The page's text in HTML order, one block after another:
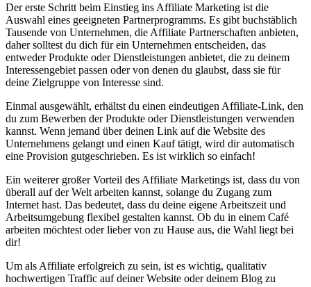
Der erste Schritt beim Einstieg ins Affiliate Marketing ist die
Auswahl eines geeigneten Partnerprogramms. Es gibt buchstäblich
Tausende von Unternehmen, die Affiliate Partnerschaften anbieten,
daher solltest du dich für ein Unternehmen entscheiden, das
entweder Produkte oder Dienstleistungen anbietet, die zu deinem
Interessengebiet passen oder von denen du glaubst, dass sie für
deine Zielgruppe von Interesse sind.
Einmal ausgewählt, erhältst du einen eindeutigen Affiliate-Link, den
du zum Bewerben der Produkte oder Dienstleistungen verwenden
kannst. Wenn jemand über deinen Link auf die Website des
Unternehmens gelangt und einen Kauf tätigt, wird dir automatisch
eine Provision gutgeschrieben. Es ist wirklich so einfach!
Ein weiterer großer Vorteil des Affiliate Marketings ist, dass du von
überall auf der Welt arbeiten kannst, solange du Zugang zum
Internet hast. Das bedeutet, dass du deine eigene Arbeitszeit und
Arbeitsumgebung flexibel gestalten kannst. Ob du in einem Café
arbeiten möchtest oder lieber von zu Hause aus, die Wahl liegt bei
dir!
Um als Affiliate erfolgreich zu sein, ist es wichtig, qualitativ
hochwertigen Traffic auf deiner Website oder deinem Blog zu